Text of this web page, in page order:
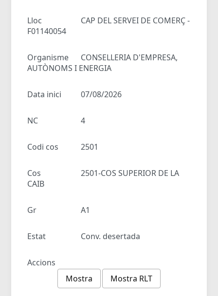
Lloc
CAP DEL SERVEI DE COMERÇ -
F01140054
Organisme
CONSELLERIA D'EMPRESA,
AUTÒNOMS I ENERGIA
Data inici 07/08/2026
NC 4
Codi cos 2501
Cos
2501-COS SUPERIOR DE LA
CAIB
Gr A1
Estat Conv. desertada
Accions
Mostra
Mostra RLT